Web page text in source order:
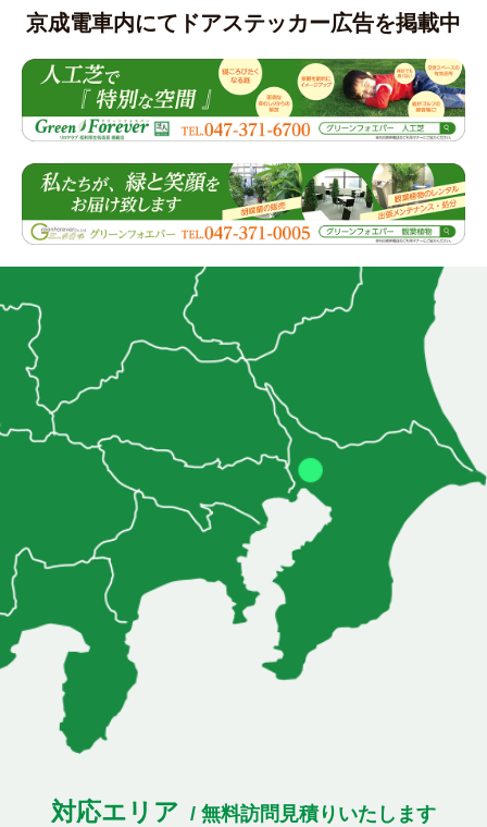
京成電車内にてドアステッカー広告を掲載中
対応エリア / 無料訪問見積りいたします